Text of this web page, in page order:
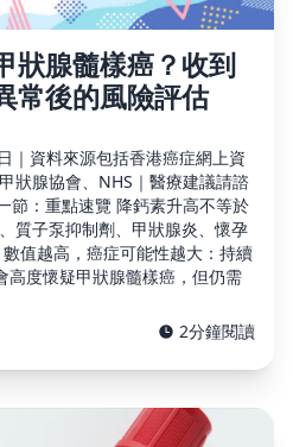
狀腺髓樣癌？收到
常後的風險評估
｜資料來源包括香港癌症網上資
狀腺協會、NHS｜醫療建議請諮
節：重點速覽 降鈣素升高不等於
質子泵抑制劑、甲狀腺炎、懷孕
值越高，癌症可能性越大：持續
度懷疑甲狀腺髓樣癌，但仍需
2分鐘閱讀